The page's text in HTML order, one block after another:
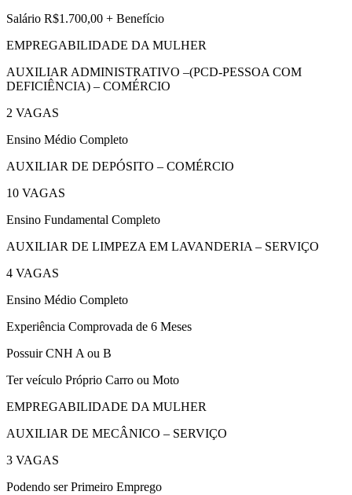
Salário R$1.700,00 + Benefício
EMPREGABILIDADE DA MULHER
AUXILIAR ADMINISTRATIVO –(PCD-PESSOA COM
DEFICIÊNCIA) – COMÉRCIO
2 VAGAS
Ensino Médio Completo
AUXILIAR DE DEPÓSITO – COMÉRCIO
10 VAGAS
Ensino Fundamental Completo
AUXILIAR DE LIMPEZA EM LAVANDERIA – SERVIÇO
4 VAGAS
Ensino Médio Completo
Experiência Comprovada de 6 Meses
Possuir CNH A ou B
Ter veículo Próprio Carro ou Moto
EMPREGABILIDADE DA MULHER
AUXILIAR DE MECÂNICO – SERVIÇO
3 VAGAS
Podendo ser Primeiro Emprego